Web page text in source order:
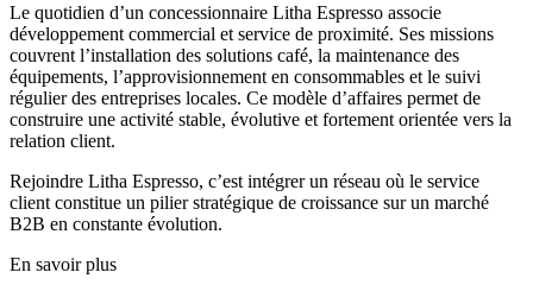
Le quotidien d’un concessionnaire Litha Espresso associe
développement commercial et service de proximité. Ses missions
couvrent l’installation des solutions café, la maintenance des
équipements, l’approvisionnement en consommables et le suivi
régulier des entreprises locales. Ce modèle d’affaires permet de
construire une activité stable, évolutive et fortement orientée vers la
relation client.
Rejoindre Litha Espresso, c’est intégrer un réseau où le service
client constitue un pilier stratégique de croissance sur un marché
B2B en constante évolution.
En savoir plus